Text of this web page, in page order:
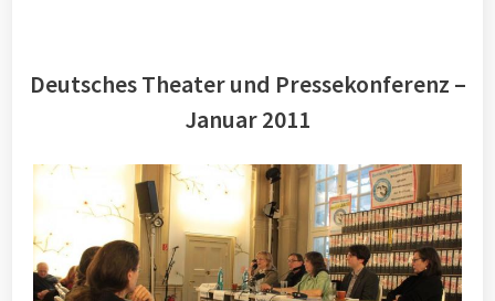
Deutsches Theater und Pressekonferenz –
Januar 2011